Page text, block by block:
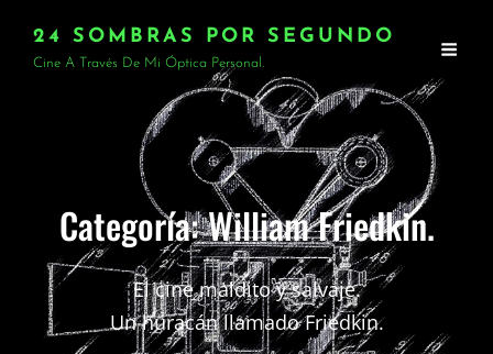
24 SOMBRAS POR SEGUNDO
Cine A Través De Mi Óptica Personal.
Categoría:William Friedkin.
El cine maldito y salvaje.
Un huracán llamado Friedkin.